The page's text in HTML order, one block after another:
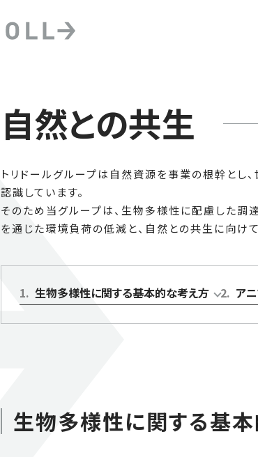
自然との共生
トリドールグループは自然資源を事業の根幹とし
認識しています。
そのため当グループは、生物多様性に配慮した調
を通じた環境負荷の低減と、自然との共生に向け
1. 生物多様性に関する基本的な考え方 2. ア
生物多様性に関する基